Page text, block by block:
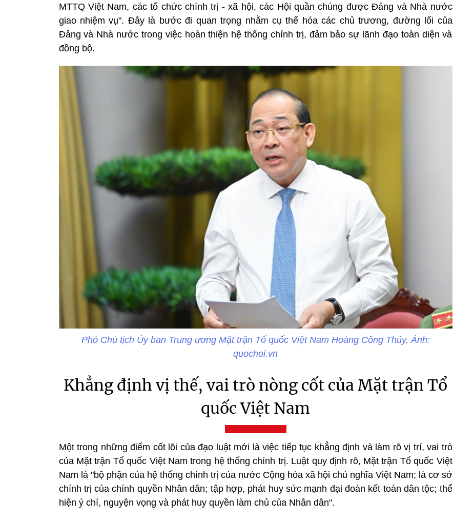
MTTQ Việt Nam, các tổ chức chính trị - xã hội, các Hội quần chúng được Đảng và Nhà nước
giao nhiệm vụ". Đây là bước đi quan trọng nhằm cụ thể hóa các chủ trương, đường lối của
Đảng và Nhà nước trong việc hoàn thiện hệ thống chính trị, đảm bảo sự lãnh đạo toàn diện và
đồng bộ.
Phó Chủ tịch Ủy ban Trung ương Mặt trận Tổ quốc Việt Nam Hoàng Công Thủy. Ảnh:
quochoi.vn
Khẳng định vị thế, vai trò nòng cốt của Mặt trận Tổ
quốc Việt Nam
Một trong những điểm cốt lõi của đạo luật mới là việc tiếp tục khẳng định và làm rõ vị trí, vai trò
của Mặt trận Tổ quốc Việt Nam trong hệ thống chính trị. Luật quy định rõ, Mặt trận Tổ quốc Việt
Nam là "bộ phận của hệ thống chính trị của nước Cộng hòa xã hội chủ nghĩa Việt Nam; là cơ sở
chính trị của chính quyền Nhân dân; tập hợp, phát huy sức mạnh đại đoàn kết toàn dân tộc; thể
hiện ý chí, nguyện vọng và phát huy quyền làm chủ của Nhân dân".